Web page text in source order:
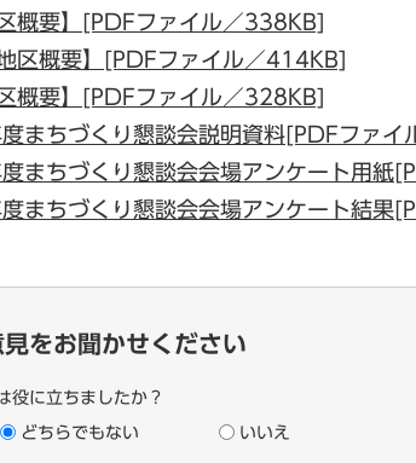
区概要】[PDFファイル／338KB]
地区概要】[PDFファイル／414KB]
区概要】[PDFファイル／328KB]
まちづくり懇談会説明資料[PDFファイ
まちづくり懇談会会場アンケート用紙
まちづくり懇談会会場アンケート結果
をお聞かせください
役に立ちましたか？
どちらでもない いいえ